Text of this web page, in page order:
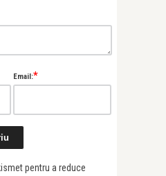
Email:*
pentru a reduce